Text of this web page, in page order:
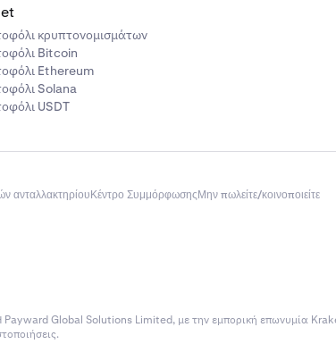
κρυπτονομισμάτων
Bitcoin
Ethereum
Solana
USDT
ανταλλακτηρίουΚέντρο ΣυμμόρφωσηςΜην πωλείτε/κοινοποιείτε
Global Solutions Limited, με την εμπορική επωνυμία